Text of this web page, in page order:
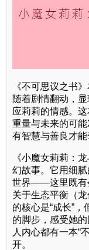
《不可思议之书
随着剧情翻动，
应莉莉的情感。
重量与未来的可
有智慧与善良才能
《小魔女莉莉：
幻故事。它用细
世界——这里既有
关于生态平衡（
的核心是“成长”
的脚步，感受她
人内心都有一本“
开。